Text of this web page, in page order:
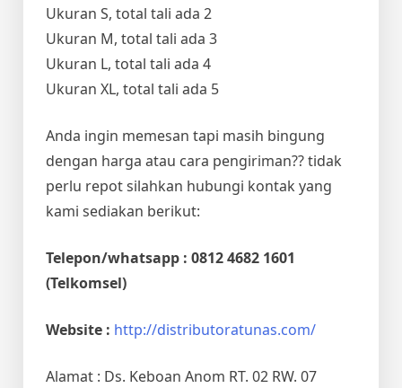
Ukuran S, total tali ada 2
Ukuran M, total tali ada 3
Ukuran L, total tali ada 4
Ukuran XL, total tali ada 5
Anda ingin memesan tapi masih bingung
dengan harga atau cara pengiriman?? tidak
perlu repot silahkan hubungi kontak yang
kami sediakan berikut:
Telepon/whatsapp : 0812 4682 1601
(Telkomsel)
Website : http://distributoratunas.com/
Alamat : Ds. Keboan Anom RT. 02 RW. 07